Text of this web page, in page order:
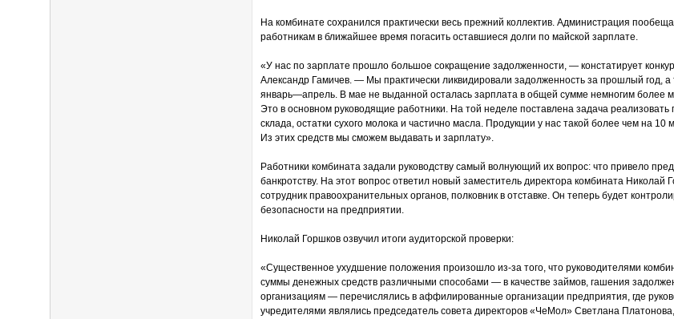
На комбинате сохранился практически весь прежний коллектив. Администрация
работникам в ближайшее время погасить оставшиеся долги по майской зарплате.
«У нас по зарплате прошло большое сокращение задолженности, — констатирует
Александр Гамичев. — Мы практически ликвидировали задолженность за прошлый год, а
январь—апрель. В мае не выданной осталась зарплата в общей сумме немногим более
Это в основном руководящие работники. На той неделе поставлена задача реализовать
склада, остатки сухого молока и частично масла. Продукции у нас такой более чем на 10
Из этих средств мы сможем выдавать и зарплату».
Работники комбината задали руководству самый волнующий их вопрос: что привело
банкротству. На этот вопрос ответил новый заместитель директора комбината Николай
сотрудник правоохранительных органов, полковник в отставке. Он теперь будет
безопасности на предприятии.
Николай Горшков озвучил итоги аудиторской проверки:
«Существенное ухудшение положения произошло из-за того, что руководителями
суммы денежных средств различными способами — в качестве займов, гашения
организациям — перечислялись в аффилированные организации предприятия, где
учредителями являлись председатель совета директоров «ЧеМол» Светлана